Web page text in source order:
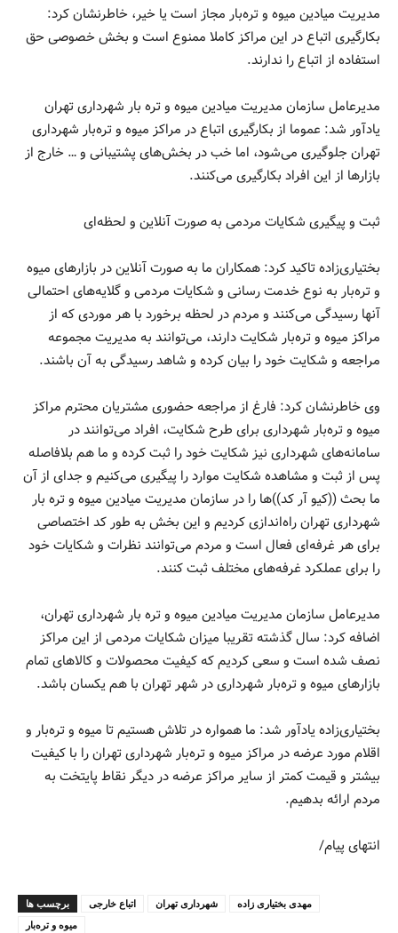
مدیریت میادین میوه و تره‌بار مجاز است یا خیر، خاطرنشان کرد:
بکارگیری اتباع در این مراکز کاملا ممنوع است و بخش خصوصی حق
استفاده از اتباع را ندارند.
مدیرعامل سازمان مدیریت میادین میوه و تره بار شهرداری تهران
یادآور شد: عموما از بکارگیری اتباع در مراکز میوه و تره‌بار شهرداری
تهران جلوگیری می‌شود، اما خب در بخش‌های پشتیبانی و … خارج از
بازار‌ها از این افراد بکارگیری می‌کنند.
ثبت و پیگیری شکایات مردمی به صورت آنلاین و لحظه‌ای
بختیاری‌زاده تاکید کرد: همکاران ما به صورت آنلاین در بازار‌های میوه
و تره‌بار به نوع خدمت رسانی و شکایات مردمی و گلایه‌های احتمالی
آنها رسیدگی می‌کنند و مردم در لحظه برخورد با هر موردی که از
مراکز میوه و تره‌بار شکایت دارند، می‌توانند به مدیریت مجموعه
مراجعه و شکایت خود را بیان کرده و شاهد رسیدگی به آن باشند.
وی خاطرنشان کرد: فارغ از مراجعه حضوری مشتریان محترم مراکز
میوه و تره‌بار شهرداری برای طرح شکایت، افراد می‌توانند در
سامانه‌های شهرداری نیز شکایت خود را ثبت کرده و ما هم بلافاصله
پس از ثبت و مشاهده شکایت موارد را پیگیری می‌کنیم و جدای از آن
ما بحث ((کیو آر کد))‌ها را در سازمان مدیریت میادین میوه و تره بار
شهرداری تهران راه‌اندازی کردیم و این بخش به طور کد اختصاصی
برای هر غرفه‌ای فعال است و مردم می‌توانند نظرات و شکایات خود
را برای عملکرد غرفه‌های مختلف ثبت کنند.
مدیرعامل سازمان مدیریت میادین میوه و تره بار شهرداری تهران،
اضافه کرد: سال گذشته تقریبا میزان شکایات مردمی از این مراکز
نصف شده است و سعی کردیم که کیفیت محصولات و کالا‌های تمام
بازار‌های میوه و تره‌بار شهرداری در شهر تهران با هم یکسان باشد.
بختیاری‌زاده یادآور شد: ما همواره در تلاش هستیم تا میوه و تره‌بار و
اقلام مورد عرضه در مراکز میوه و تره‌بار شهرداری تهران را با کیفیت
بیشتر و قیمت کمتر از سایر مراکز عرضه در دیگر نقاط پایتخت به
مردم ارائه بدهیم.
انتهای پیام/
برچسب ها اتباع خارجی شهرداری تهران
مهدی بختیاری زاده
میوه و تره‌بار